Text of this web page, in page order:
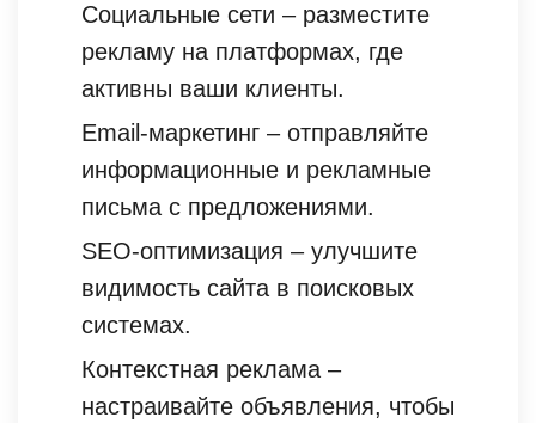
Социальные сети – разместите
рекламу на платформах, где
активны ваши клиенты.
Email-маркетинг – отправляйте
информационные и рекламные
письма с предложениями.
SEO-оптимизация – улучшите
видимость сайта в поисковых
системах.
Контекстная реклама –
настраивайте объявления, чтобы